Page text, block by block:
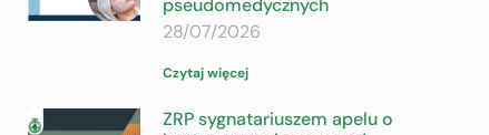
pseudomedycznych
28/07/2026
Czytaj więcej
ZRP sygnatariuszem apelu o